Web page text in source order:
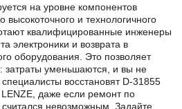
на уровне компонентов
и технологичного
квалифицированные инженеры
электроники и возврата в
оборудования. Это позволяет
затраты уменьшаются, и вы не
восстановят D-31855
даже если ремонт по
невозможным. Задайте